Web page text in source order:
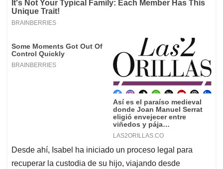
Desde ahí, Isabel ha iniciado un proceso legal para
recuperar la custodia de su hijo, viajando desde